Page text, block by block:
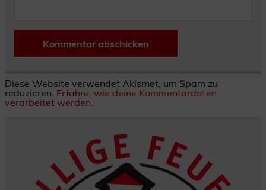
Diese Website verwendet Akismet, um Spam zu
reduzieren. Erfahre, wie deine Kommentardaten
verarbeitet werden.